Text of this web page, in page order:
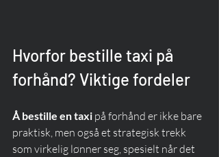
Hvorfor bestille taxi på
forhånd? Viktige fordeler
Å bestille en taxi på forhånd er ikke bare
praktisk, men også et strategisk trekk
som virkelig lønner seg, spesielt når det